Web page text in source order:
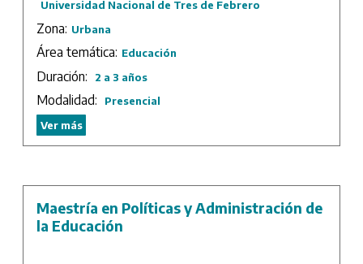
las muy diversas exigencias de sus contextos, tanto
institucionales como culturales, capaces de realizar
aportes significativos y socialmente pertinentes,
comprometidos con el desarrollo de conocimientos
planificación, la administración y la evaluación de la
educación.
Duración: 2 años de cursada más trabajo final.
Universidad Nacional de Tres de Febrero
Zona: Urbana
Área temática: Educación
Duración: 2 a 3 años
Modalidad:
Presencial
Ver más
Maestría en Políticas y Administración de
la Educación